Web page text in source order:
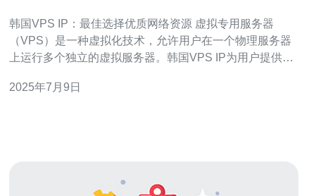
韩国VPS IP：最佳选择优质网络资源 虚拟专用服务器
（VPS）是一种虚拟化技术，允许用户在一个物理服务器
上运行多个独立的虚拟服务器。韩国VPS IP为用户提供了
的首选。 韩国VPS IP的优势在于提供稳定的网络连接、高
2025年7月9日